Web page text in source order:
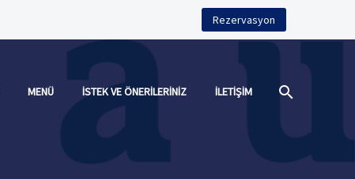
Rezervasyon
MENÜ İSTEK VE ÖNERILERINIZ İLETIŞIM